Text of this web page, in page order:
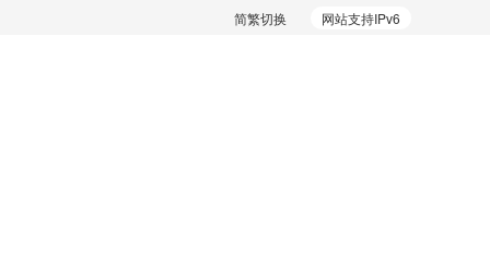
网站支持IPv6
简繁切换